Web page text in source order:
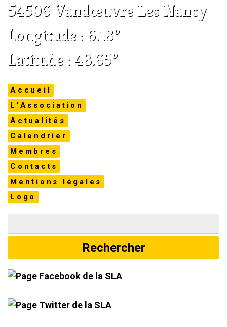
54506 Vandœuvre Les Nancy
Longitude : 6.18°
Latitude : 48.65°
Accueil
L’Association
Actualités
Calendrier
Membres
Contacts
Mentions légales
Logo